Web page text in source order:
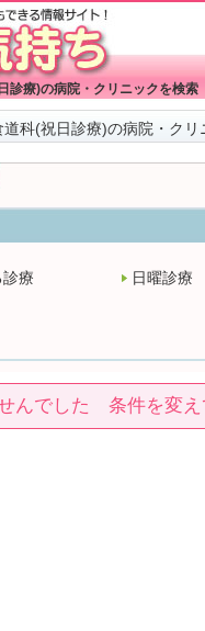
診療)の病院・クリニックを検索
道科(祝日診療)の病院・ク
療 日曜診療
んでした 条件を変